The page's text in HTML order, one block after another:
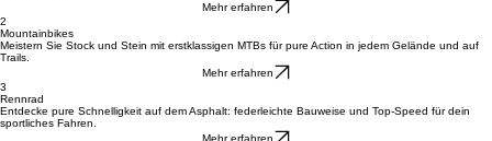
Erste sichere Fahrversuche mit unseren hochwertigen Kinderrädern. Ideal für kleine Entdecker
und Beginner.
Mehr erfahren
2
Meistern Sie Stock und Stein mit erstklassigen MTBs für pure Action in jedem Gelände und auf
Trails.
Mehr erfahren
3